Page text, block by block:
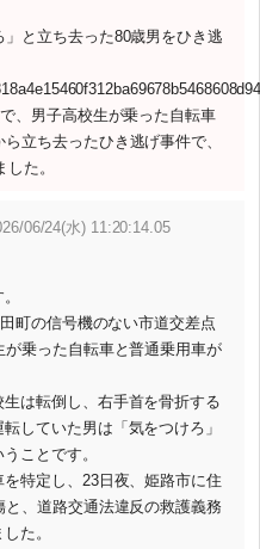
と立ち去った80歳男をひき逃
、男子高校生が乗った自転車
立ち去ったひき逃げ事件で、
た。
06/24(水) 11:20:14.05
町の信号機のない市道交差点
乗った自転車と普通乗用車が
は転倒し、右手首を骨折する
していた男は「気をつけろ」
ことです。
特定し、23日夜、姫路市に住
、道路交通法違反の救護義務
た。